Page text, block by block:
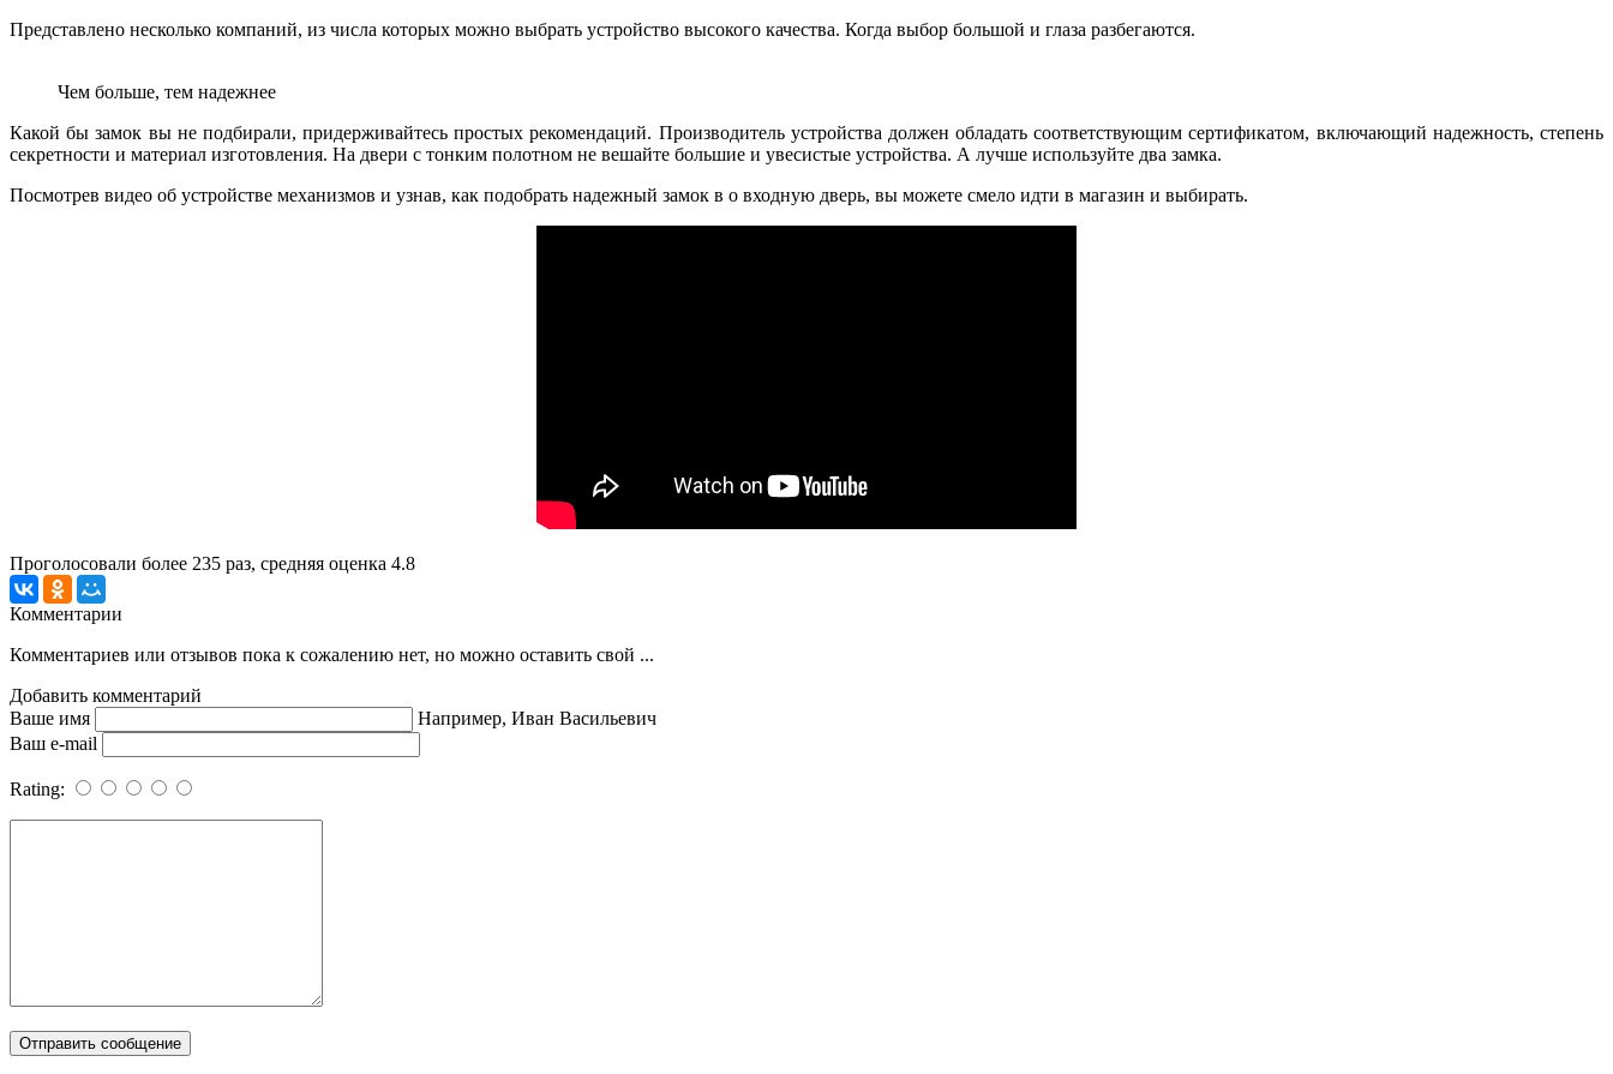
Представлено несколько компаний, из числа которых можно выбрать устройство высокого качества. Когда выбор большой и глаза разбегаются.
Чем больше, тем надежнее
Какой бы замок вы не подбирали, придерживайтесь простых рекомендаций. Производитель устройства должен обладать соответствующим сертификатом, включающий надежность, степень
секретности и материал изготовления. На двери с тонким полотном не вешайте большие и увесистые устройства. А лучше используйте два замка.
Посмотрев видео об устройстве механизмов и узнав, как подобрать надежный замок в о входную дверь, вы можете смело идти в магазин и выбирать.
Проголосовали более 235 раз, средняя оценка 4.8
Комментарии
Комментариев или отзывов пока к сожалению нет, но можно оставить свой ...
Добавить комментарий
Ваше имя
Например, Иван Васильевич
Ваш e-mail
Rating: